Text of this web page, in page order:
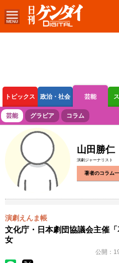
トピックス 政治・社会 芸能
ボートレース 競輪 オートレース
芸能 グラビア コラム
山田勝仁
演劇ジャーナリスト
著者のコラム
演劇えんま帳
文化庁・日本劇団協議会主催
女
公開：